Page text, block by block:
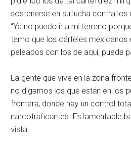
sostenerse en su lucha contra los
“Ya no puedo ir a mi terreno
temo que los cárteles mexicanos
peleados con los de aquí, pueda
La gente que vive en la zona
no digamos los que están en los
frontera, donde hay un control
narcotraficantes. Es lamentable
vista.